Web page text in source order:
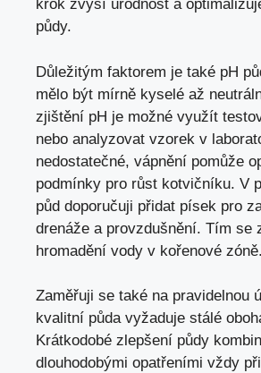
krok zvýší úrodnost a
půdy.
Důležitým faktorem je také pH
mělo být mírně kyselé až
zjištění pH je možné využít
nebo analyzovat vzorek v
nedostatečné, vápnění pomůže
podmínky pro růst kotvičníku. V
půd doporučuji přidat písek pro
drenáže a provzdušnění. Tím se
hromadění vody v kořenové zóně.
Zaměřuji se také na pravidelnou
kvalitní půda vyžaduje stálé
Krátkodobé zlepšení půdy
dlouhodobými opatřeními vždy